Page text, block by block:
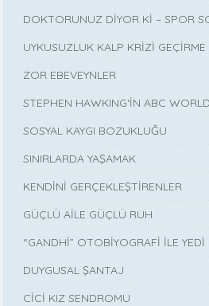
DOKTORUNUZ DİYOR Kİ – SPOR
UYKUSUZLUK KALP KRİZİ
ZOR EBEVEYNLER
STEPHEN HAWKING‘İN ABC
SOSYAL KAYGI BOZUKLUĞU
SINIRLARDA YAŞAMAK
KENDİNİ GERÇEKLEŞTİRENLER
GÜÇLÜ AİLE GÜÇLÜ RUH
“GANDHİ” OTOBİYOGRAFİ İLE
DUYGUSAL ŞANTAJ
CİCİ KIZ SENDROMU